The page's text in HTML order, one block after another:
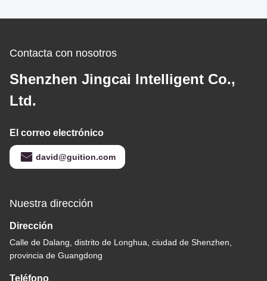
Contacta con nosotros
Shenzhen Jingcai Intelligent Co.,
Ltd.
El correo electrónico
david@guition.com
Nuestra dirección
Dirección
Calle de Dalang, distrito de Longhua, ciudad de Shenzhen,
provincia de Guangdong
Teléfono